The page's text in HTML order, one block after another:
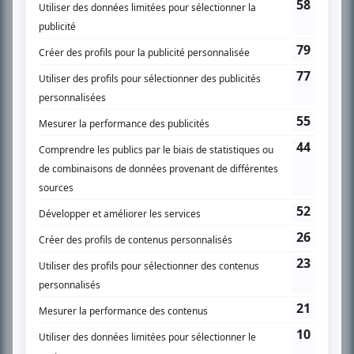
SUR LE RÉSEAU BIZZ MÉDIA
PLAN DU SITE
Accueil
Liste des oeuvres
Recherche avancée
À propos
Nous contacter
Termes et conditions
Politique de confidentialité
Gestion du consentement